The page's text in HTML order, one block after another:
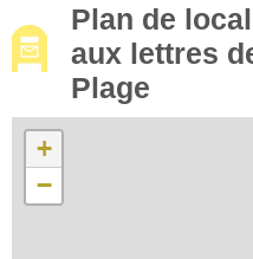
Plan de
aux lettres
Plage
+
−